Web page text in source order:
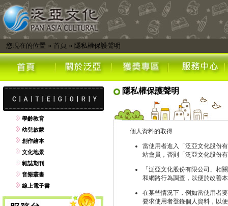
您現在的位置 » 首頁 » 隱私權保護聲明
學齡教育
幼兒啟蒙
創作繪本
文化地景
雜誌期刊
音樂叢書
線上電子書
隱私權保護聲明
個人資料的取得
當使用者進入「泛亞文化股份
站會員，否則「泛亞文化股份
「泛亞文化股份有限公司」相
和網路行為調查，以便於改善
在某些情況下，例如當使用者
要求使用者登錄個人資料，以